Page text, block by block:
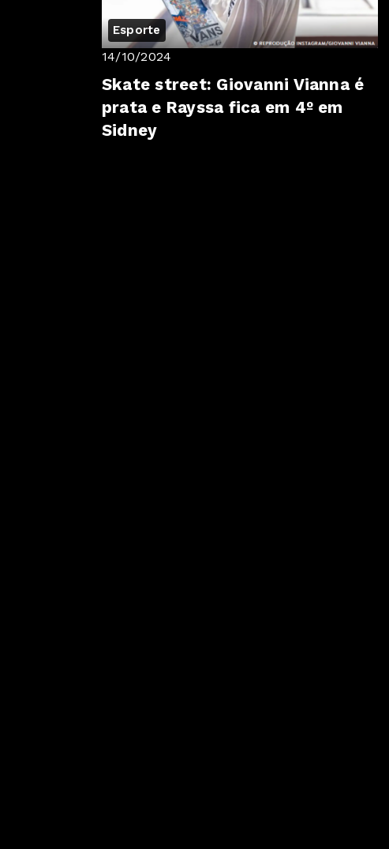
Esporte
14/10/2024
Skate street: Giovanni Vianna é
prata e Rayssa fica em 4º em
Sidney